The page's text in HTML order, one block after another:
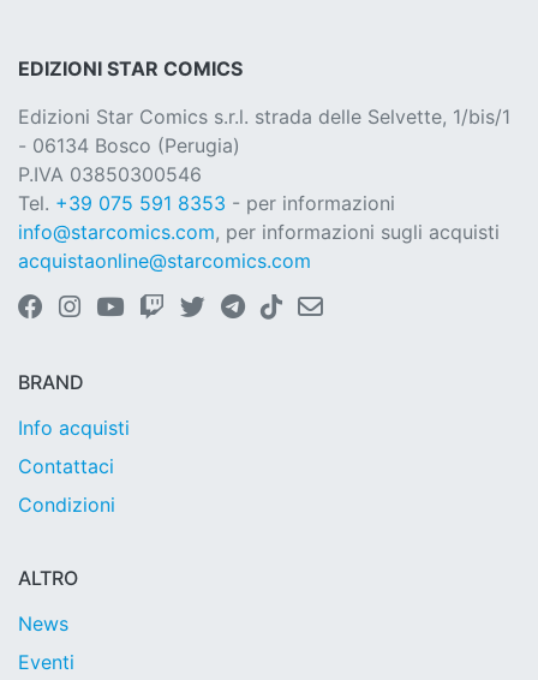
EDIZIONI STAR COMICS
Edizioni Star Comics s.r.l. strada delle Selvette, 1/bis/1
- 06134 Bosco (Perugia)
P.IVA 03850300546
Tel. +39 075 591 8353 - per informazioni
info@starcomics.com, per informazioni sugli acquisti
acquistaonline@starcomics.com
BRAND
Info acquisti
Contattaci
Condizioni
ALTRO
News
Eventi